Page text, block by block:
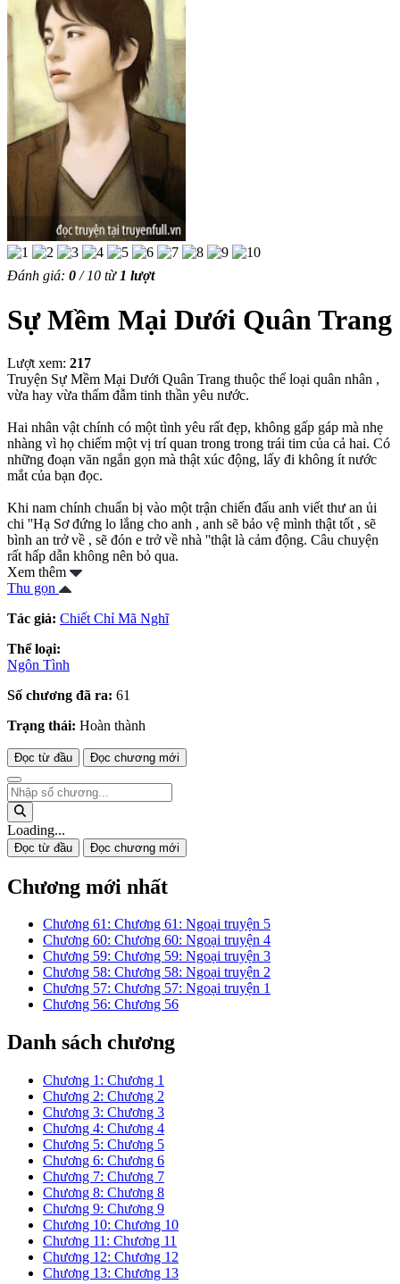
Đánh giá: 0/10 từ1 lượt
Sự Mềm Mại Dưới Quân Trang
Lượt xem: 217
Truyện Sự Mềm Mại Dưới Quân Trang thuộc thể loại quân nhân ,
vừa hay vừa thấm đẫm tinh thần yêu nước.
Hai nhân vật chính có một tình yêu rất đẹp, không gấp gáp mà nhẹ
nhàng vì họ chiếm một vị trí quan trong trong trái tim của cả hai. Có
những đoạn văn ngắn gọn mà thật xúc động, lấy đi không ít nước
mắt của bạn đọc.
Khi nam chính chuẩn bị vào một trận chiến đấu anh viết thư an ủi
chi ''Hạ Sơ đứng lo lắng cho anh , anh sẽ bảo vệ mình thật tốt , sẽ
bình an trở về , sẽ đón e trở về nhà ''thật là cảm động. Câu chuyện
rất hấp dẫn không nên bỏ qua.
Xem thêm
Thu gọn
Tác giả: Chiết Chỉ Mã Nghĩ
Thể loại:
Ngôn Tình
Số chương đã ra: 61
Trạng thái: Hoàn thành
Đọc từ đầu Đọc chương mới
Loading...
Đọc từ đầu Đọc chương mới
Chương mới nhất
Chương 61: Chương 61: Ngoại truyện 5
Chương 60: Chương 60: Ngoại truyện 4
Chương 59: Chương 59: Ngoại truyện 3
Chương 58: Chương 58: Ngoại truyện 2
Chương 57: Chương 57: Ngoại truyện 1
Chương 56: Chương 56
Danh sách chương
Chương 1: Chương 1
Chương 2: Chương 2
Chương 3: Chương 3
Chương 4: Chương 4
Chương 5: Chương 5
Chương 6: Chương 6
Chương 7: Chương 7
Chương 8: Chương 8
Chương 9: Chương 9
Chương 10: Chương 10
Chương 11: Chương 11
Chương 12: Chương 12
Chương 13: Chương 13